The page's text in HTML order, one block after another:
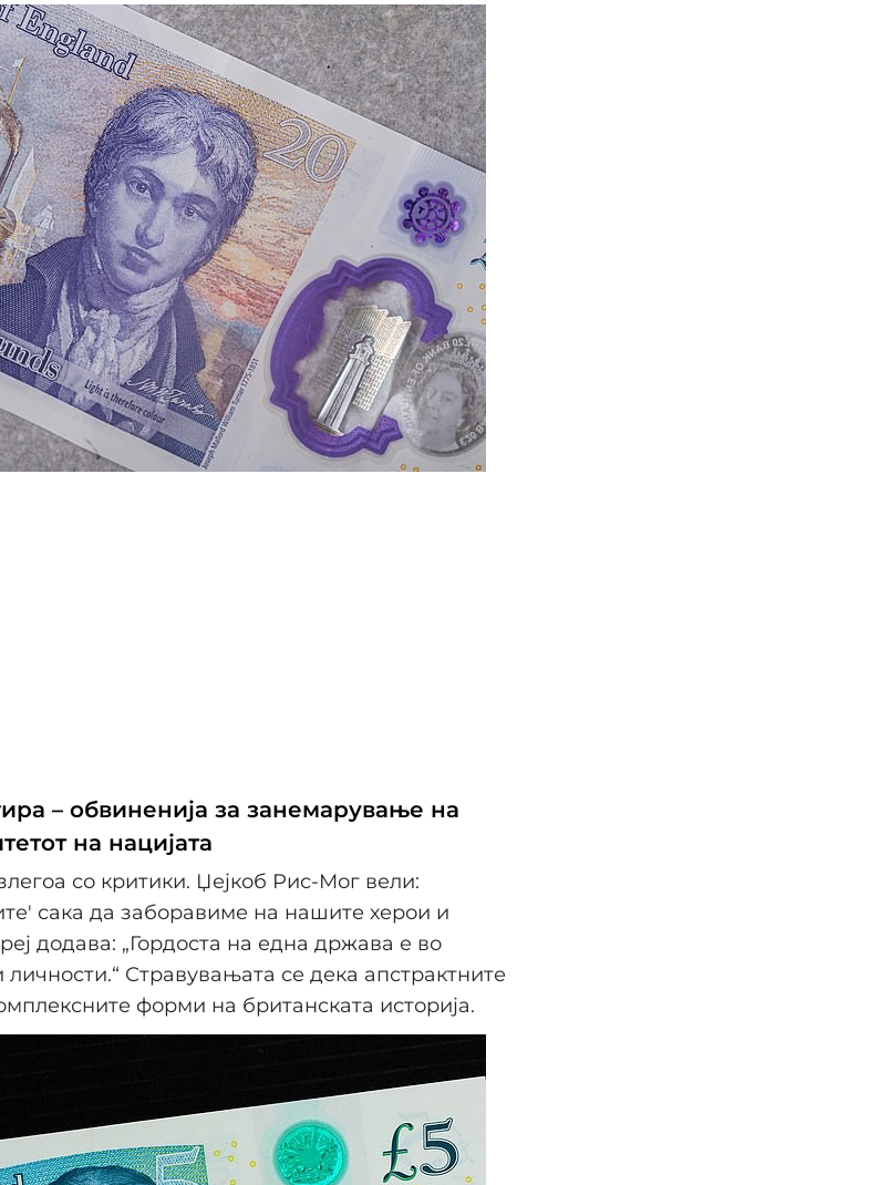
– обвиненија за занемарување на
на нацијата
со критики. Џејкоб Рис-Мог вели:
сака да заборавиме на нашите херои и
додава: „Гордоста на една држава е во
личности.“ Стравувањата се дека апстрактните
форми на британската историја.